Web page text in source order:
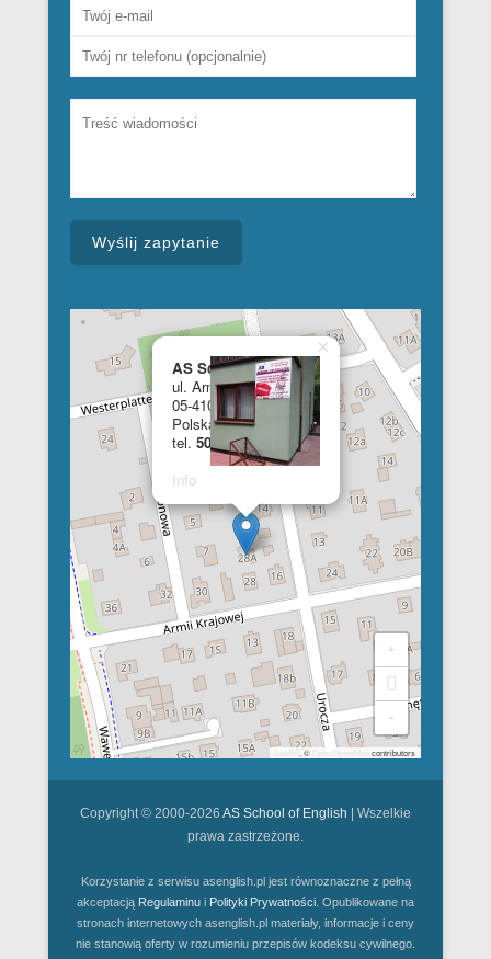
AS School of English
ul. Armii Krajowej 28a
05-410 Józefów
Polska
tel. 508 348 681
Info
×
+
-
, © OpenStreetMap contributors
Copyright © 2000-2026 AS School of English | Wszelkie
prawa zastrzeżone.
Korzystanie z serwisu asenglish.pl jest równoznaczne z pełną
akceptacją Regulaminu i Polityki Prywatności. Opublikowane na
stronach internetowych asenglish.pl materiały, informacje i ceny
nie stanowią oferty w rozumieniu przepisów kodeksu cywilnego.